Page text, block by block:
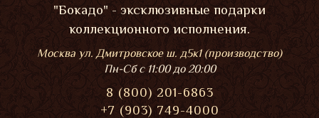
"Бокадо" - эксклюзивные подарки
коллекционного исполнения.
Москва ул. Дмитровское ш. д5к1 (производство)
Пн-Сбс 11:00 до 20:00
8 (800) 201-6863
+7 (903) 749-4000